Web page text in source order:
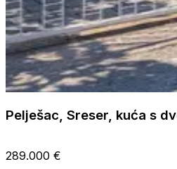
Pelješac, Sreser, kuća s
289.000 €